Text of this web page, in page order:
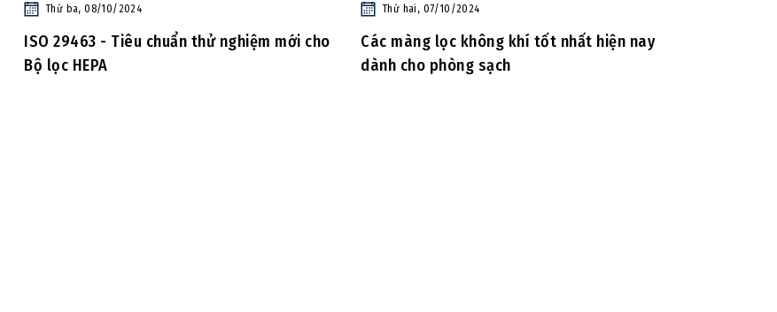
Thứ ba, 08/10/2024
ISO 29463 - Tiêu chuẩn thử nghiệm mới cho
Bộ lọc HEPA
Thứ hai, 07/10/2024
Các màng lọc không khí tốt nhất hiện nay
dành cho phòng sạch